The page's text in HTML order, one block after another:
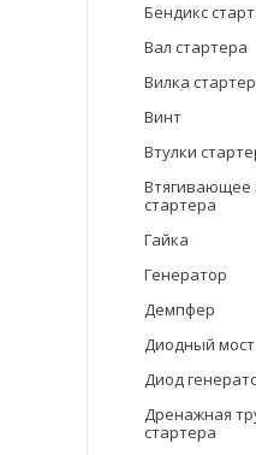
Бендикс
Вал стартера
Вилка
Винт
Втулки
Втягивающее
стартера
Гайка
Генератор
Демпфер
Диодный мост
Диод
Дренажная
стартера